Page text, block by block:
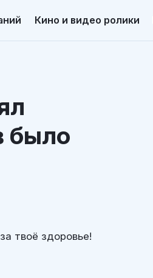
Кино и видео ролики
было
твоё здоровье!